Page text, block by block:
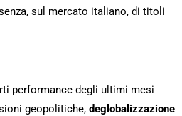
sul mercato italiano, di titoli
performance degli ultimi mesi
geopolitiche, deglobalizzazione